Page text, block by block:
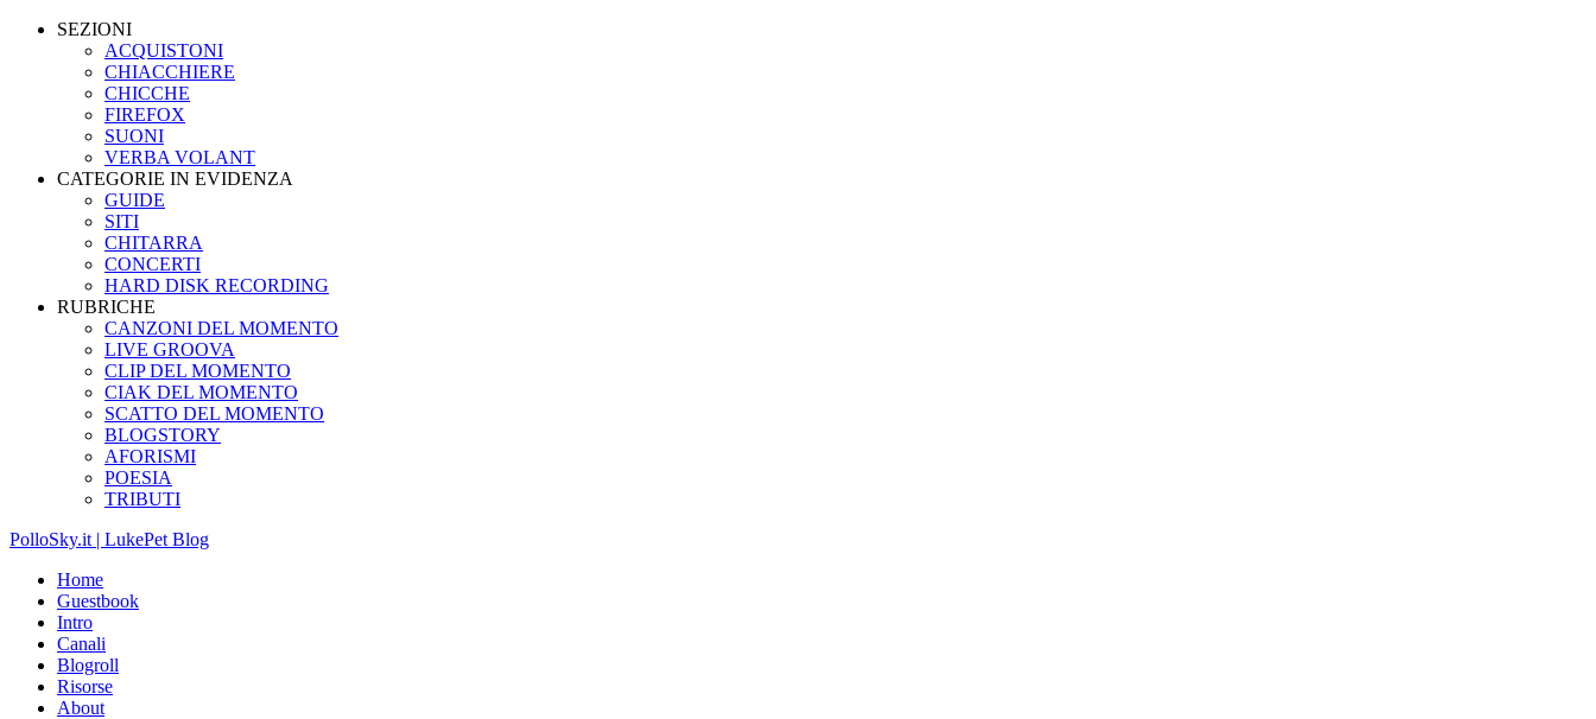
SEZIONI
ACQUISTONI
CHIACCHIERE
CHICCHE
FIREFOX
SUONI
VERBA VOLANT
CATEGORIE IN EVIDENZA
GUIDE
SITI
CHITARRA
CONCERTI
HARD DISK RECORDING
RUBRICHE
CANZONI DEL MOMENTO
LIVE GROOVA
CLIP DEL MOMENTO
CIAK DEL MOMENTO
SCATTO DEL MOMENTO
BLOGSTORY
AFORISMI
POESIA
TRIBUTI
PolloSky.it | LukePet Blog
Home
Guestbook
Intro
Canali
Blogroll
Risorse
About